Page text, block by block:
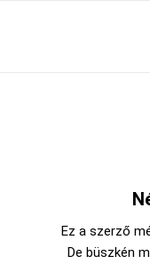
Ez a szerző
De büszkén